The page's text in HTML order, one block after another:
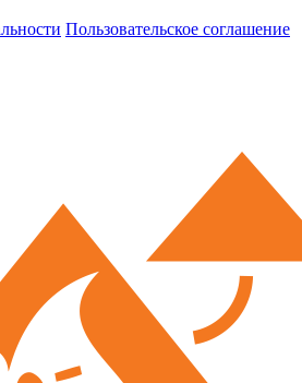
Пользовательское соглашение